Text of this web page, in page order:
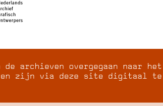
archieven overgegaan naar het
zijn via deze site digitaal te